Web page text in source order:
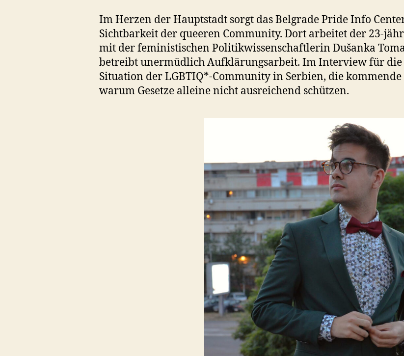
Im Herzen der Hauptstadt sorgt das Belgrade Pride Info
Sichtbarkeit der queeren Community. Dort arbeitet der 23-
mit der feministischen Politikwissenschaftlerin Dušanka
betreibt unermüdlich Aufklärungsarbeit. Im Interview für die
Situation der LGBTIQ*-Community in Serbien, die
warum Gesetze alleine nicht ausreichend schützen.